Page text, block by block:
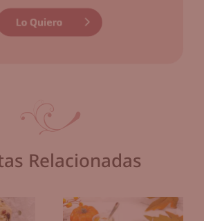
Relacionadas